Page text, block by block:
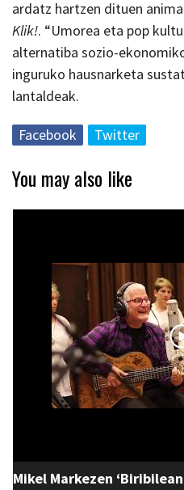
ardatz hartzen dituen
Klik!. “Umorea eta pop
alternatiba sozio-
inguruko hausnarketa
lantaldeak.
Facebook Twitter
You may also like
Mikel Markezen